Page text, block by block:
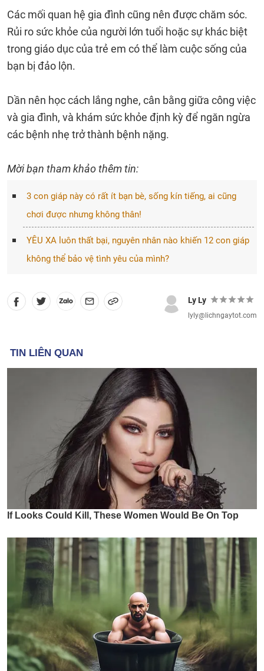
Các mối quan hệ gia đình cũng nên được chăm sóc.
Rủi ro sức khỏe của người lớn tuổi hoặc sự khác biệt
trong giáo dục của trẻ em có thể làm cuộc sống của
bạn bị đảo lộn.
Dần nên học cách lắng nghe, cân bằng giữa công việc
và gia đình, và khám sức khỏe định kỳ để ngăn ngừa
các bệnh nhẹ trở thành bệnh nặng.
Mời bạn tham khảo thêm tin:
3 con giáp này có rất ít bạn bè, sống kín tiếng, ai cũng
chơi được nhưng không thân!
YÊU XA luôn thất bại, nguyên nhân nào khiến 12 con giáp
không thể bảo vệ tình yêu của mình?
Ly Ly
lyly@lichngaytot.com